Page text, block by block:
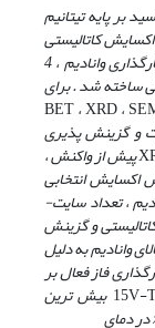
بر پایه تیتانیم
کاتالیستی
انتخابی با ارتوزایلن پرداخته شد. برای بررسی اثر بارگذاری وانادیم ، 4
مقدار فاز فعال 2 ، 7 ، 12 و 15% وزنی ساخته شد . برای
BET،XRD،
و گزینش پذیری
پیش از واکنش ،
اکسایش انتخابی
، تعداد سایت­
و گزینش
وانادیم به دلیل
فاز فعال بر
15V- بیش ­ترین